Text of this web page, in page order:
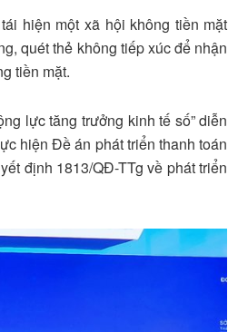
hiện một xã hội không tiền mặt
quét thẻ không tiếp xúc để nhận
tiền mặt.
lực tăng trưởng kinh tế số” diễn
hiện Đề án phát triển thanh toán
định 1813/QĐ-TTg về phát triển